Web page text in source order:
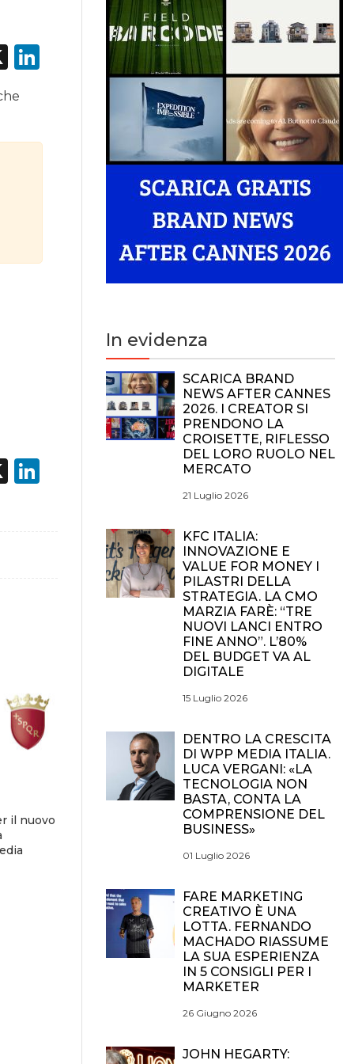
X LinkedIn
X LinkedIn
il nuovo
In evidenza
SCARICA BRAND
NEWS AFTER CANNES
2026. I CREATOR SI
PRENDONO LA
CROISETTE, RIFLESSO
DEL LORO RUOLO NEL
MERCATO
21 Luglio 2026
KFC ITALIA:
INNOVAZIONE E
VALUE FOR MONEY I
PILASTRI DELLA
STRATEGIA. LA CMO
MARZIA FARÈ: “TRE
NUOVI LANCI ENTRO
FINE ANNO”. L’80%
DEL BUDGET VA AL
DIGITALE
15 Luglio 2026
DENTRO LA CRESCITA
DI WPP MEDIA ITALIA.
LUCA VERGANI: «LA
TECNOLOGIA NON
BASTA, CONTA LA
COMPRENSIONE DEL
BUSINESS»
01 Luglio 2026
FARE MARKETING
CREATIVO È UNA
LOTTA. FERNANDO
MACHADO RIASSUME
LA SUA ESPERIENZA
IN 5 CONSIGLI PER I
MARKETER
26 Giugno 2026
JOHN HEGARTY: